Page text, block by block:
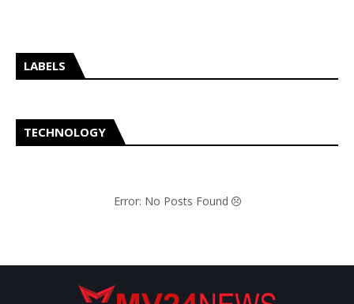
LABELS
TECHNOLOGY
Error: No Posts Found